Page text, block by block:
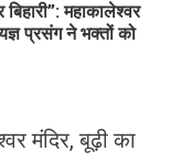
महाकालेश्वर
प्रसंग ने भक्तों को
मंदिर, बूढ़ी का